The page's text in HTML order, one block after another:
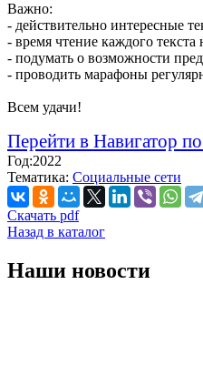
Важно:
- действительно интересные
- время чтение каждого
- подумать о возможности
- проводить марафоны
Всем удачи!
Перейти в Навигатор
Год:2022
Тематика: Социальные сети
Скачать pdf
Назад в каталог
Наши новости